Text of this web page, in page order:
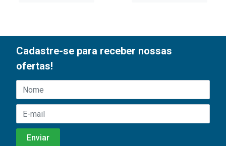
Cadastre-se para receber nossas
ofertas!